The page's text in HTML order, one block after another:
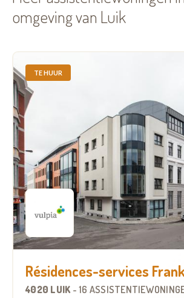
omgeving van Luik
TE HUUR
Résidences-services
4020 LUIK - 16